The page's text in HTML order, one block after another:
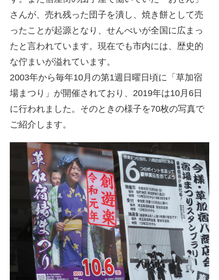
さんが、売れ残った団子を潰し、焼き餅として売
ったことが起源となり、せんべいが全国に広まっ
たと言われています。現在でも市内には、歴史的
な佇まいが溢れています。
2003年から毎年10月の第1週日曜日頃に「草加宿
場まつり」が開催されており、2019年は10月6日
に行われました。そのときの様子を70枚の写真で
ご紹介します。